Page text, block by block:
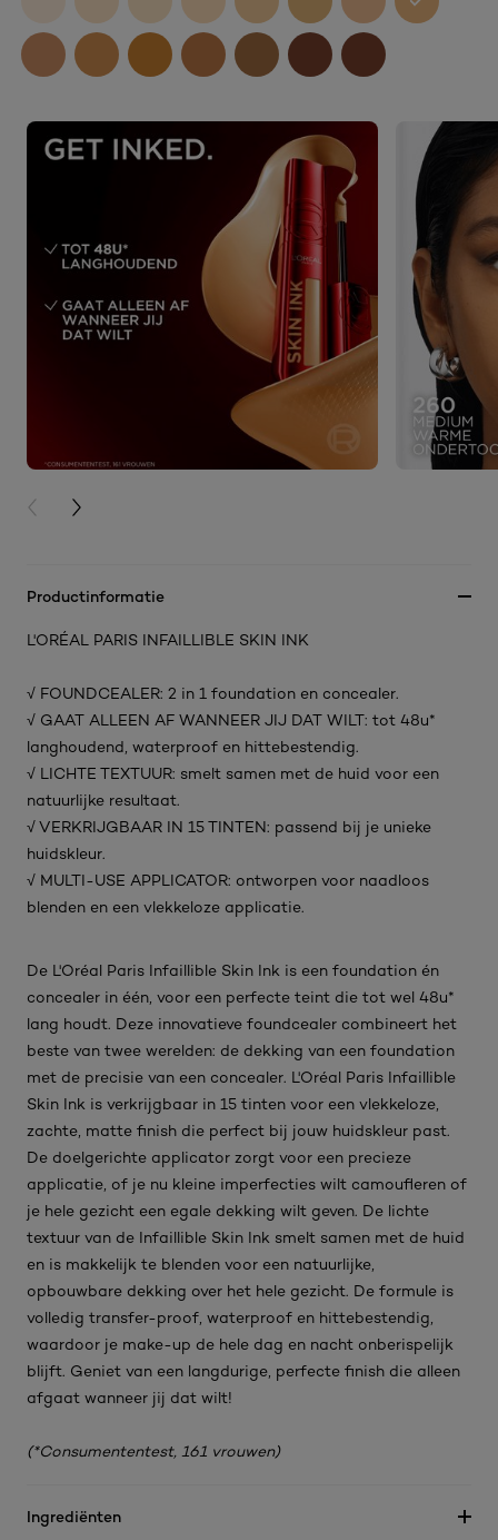
PREVIOUS CARD
NEXT CARD
Productinformatie
L'ORÉAL PARIS INFAILLIBLE SKIN INK
√ FOUNDCEALER: 2 in 1 foundation en concealer.
√ GAAT ALLEEN AF WANNEER JIJ DAT WILT: tot 48u*
langhoudend, waterproof en hittebestendig.
√ LICHTE TEXTUUR: smelt samen met de huid voor een
natuurlijke resultaat.
√ VERKRIJGBAAR IN 15 TINTEN: passend bij je unieke
huidskleur.
√ MULTI-USE APPLICATOR: ontworpen voor naadloos
blenden en een vlekkeloze applicatie.
De L'Oréal Paris Infaillible Skin Ink is een foundation én
concealer in één, voor een perfecte teint die tot wel 48u*
lang houdt. Deze innovatieve foundcealer combineert het
beste van twee werelden: de dekking van een foundation
met de precisie van een concealer. L'Oréal Paris Infaillible
Skin Ink is verkrijgbaar in 15 tinten voor een vlekkeloze,
zachte, matte finish die perfect bij jouw huidskleur past.
De doelgerichte applicator zorgt voor een precieze
applicatie, of je nu kleine imperfecties wilt camoufleren of
je hele gezicht een egale dekking wilt geven. De lichte
textuur van de Infaillible Skin Ink smelt samen met de huid
en is makkelijk te blenden voor een natuurlijke,
opbouwbare dekking over het hele gezicht. De formule is
volledig transfer-proof, waterproof en hittebestendig,
waardoor je make-up de hele dag en nacht onberispelijk
blijft. Geniet van een langdurige, perfecte finish die alleen
afgaat wanneer jij dat wilt!
(*Consumententest, 161 vrouwen)
Ingrediënten